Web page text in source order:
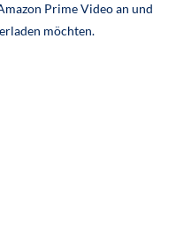
Prime Video an und
möchten.